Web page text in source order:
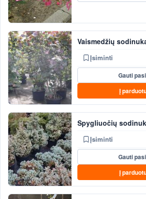
Vaismedžių
Įsiminti
Gauti
Į
Spygliuočių
Įsiminti
Gauti
Į